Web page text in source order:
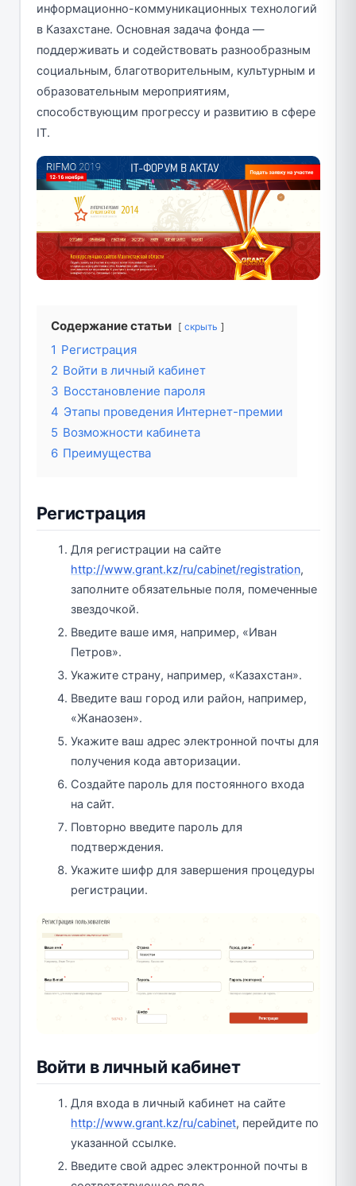
информационно-коммуникационных технологий
в Казахстане. Основная задача фонда —
поддерживать и содействовать разнообразным
социальным, благотворительным, культурным и
образовательным мероприятиям,
способствующим прогрессу и развитию в сфере
IT.
Содержание статьи скрыть
1 Регистрация
2 Войти в личный кабинет
3 Восстановление пароля
4 Этапы проведения Интернет-премии
5 Возможности кабинета
6 Преимущества
Регистрация
Для регистрации на сайте
http://www.grant.kz/ru/cabinet/registration,
заполните обязательные поля, помеченные
звездочкой.
Введите ваше имя, например, «Иван
Петров».
Укажите страну, например, «Казахстан».
Введите ваш город или район, например,
«Жанаозен».
Укажите ваш адрес электронной почты для
получения кода авторизации.
Создайте пароль для постоянного входа
на сайт.
Повторно введите пароль для
подтверждения.
Укажите шифр для завершения процедуры
регистрации.
Войти в личный кабинет
Для входа в личный кабинет на сайте
http://www.grant.kz/ru/cabinet, перейдите по
указанной ссылке.
Введите свой адрес электронной почты в